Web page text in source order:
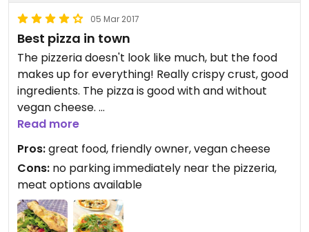
05 Mar 2017
Best pizza in town
The pizzeria doesn't look like much, but the food
makes up for everything! Really crispy crust, good
ingredients. The pizza is good with and without
vegan cheese.
I highly recommend trying the panuozzo, a
specialty from the region where the owner
originally comes from, as he told us. It's a freshly
baked delicious bread, that can be ordered with
veggie fillings. The other day, we just tried the plain
panuozzo and it was great as well.
Read more
Pros:great food, friendly owner, vegan cheese
Cons: no parking immediately near the pizzeria,
meat options available